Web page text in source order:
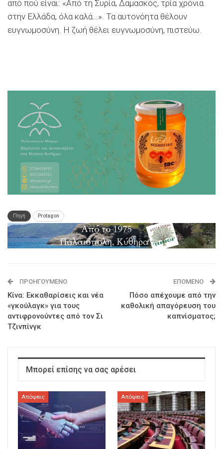
από πού είναι: «Από τη Συρία, Δαμασκός, τρία χρόνια
στην Ελλάδα, όλα καλά…». Τα αυτονόητα θέλουν
ευγνωμοσύνη. Η ζωή θέλει ευγνωμοσύνη, πιστεύω.
Πηγή Protagon
ΠΡΟΗΓΟΎΜΕΝΟ
Κίνα: Εκκαθαρίσεις και νέα
«γκούλαγκ» για τους
αντιφρονούντες από τον Σι
Τζινπίνγκ
ΕΠΌΜΕΝΟ
Πόσο απέχουμε από την
καθολική απαγόρευση του
καπνίσματος;
Μπορεί επίσης να σας αρέσει
Απόψεις Απόψεις